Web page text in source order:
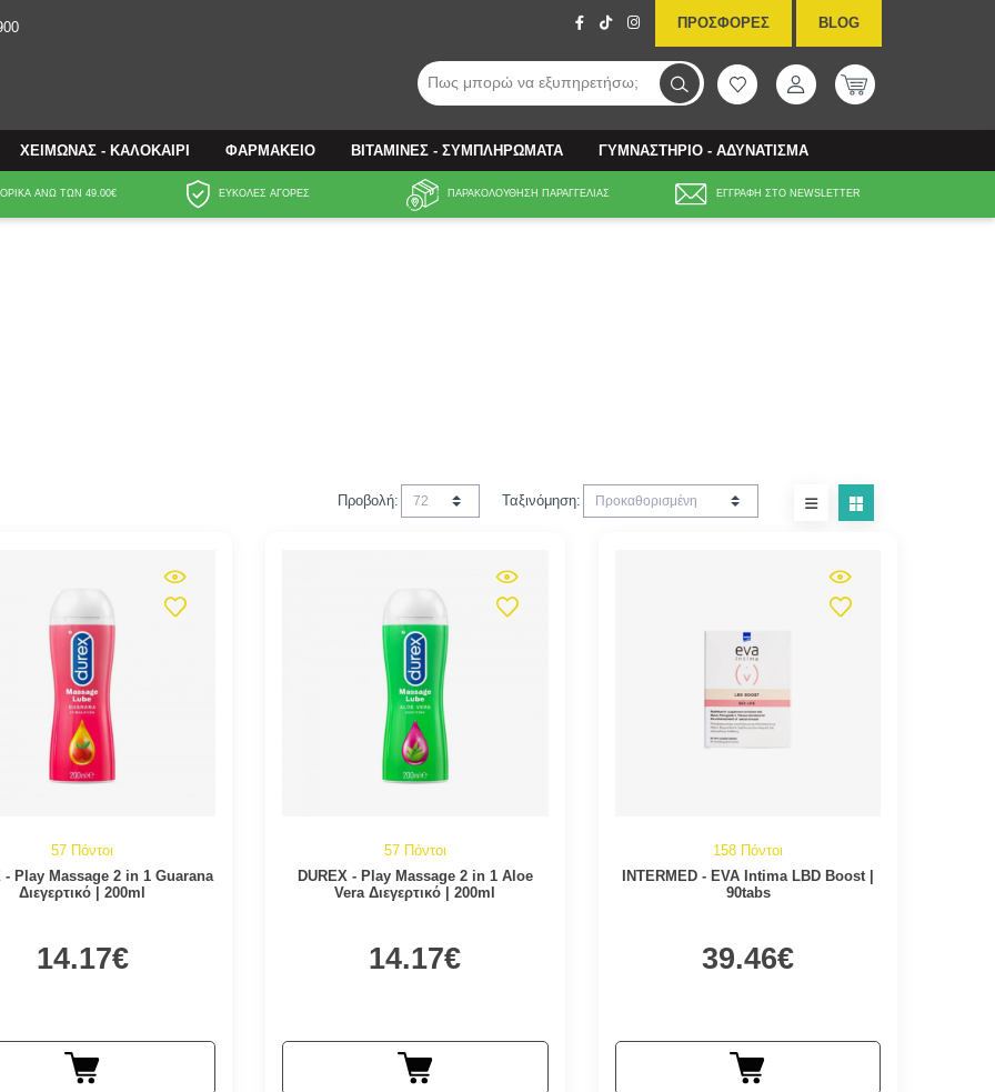
ΠΡΟΣΦΟΡΕΣ BLOG
Πως μπορώ να εξυπηρετήσω;
ΧΕΙΜΩΝΑΣ - ΚΑΛΟΚΑΙΡΙ ΦΑΡΜΑΚΕΙΟ ΒΙΤΑΜΙΝΕΣ - ΣΥΜΠΛΗΡΩΜΑΤΑ ΓΥΜΝΑΣΤΗΡΙΟ - ΑΔΥΝΑΤΙΣΜΑ
ΑΝΩ ΤΩΝ 49.00€ ΕΥΚΟΛΕΣ ΑΓΟΡΕΣ ΠΑΡΑΚΟΛΟΥΘΗΣΗ ΠΑΡΑΓΓΕΛΙΑΣ ΕΓΓΡΑΦΗ ΣΤΟ NEWSLETTER
Προβολή: Ταξινόμηση:
57 Πόντοι
- Play Massage 2 in 1 Guarana
Διεγερτικό | 200ml
14.17€
57 Πόντοι
DUREX - Play Massage 2 in 1 Aloe
Vera Διεγερτικό | 200ml
14.17€
158 Πόντοι
INTERMED - EVA Intima LBD Boost |
90tabs
39.46€